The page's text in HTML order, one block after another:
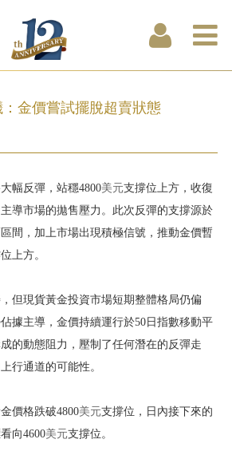
金價嘗試擺脫超賣狀態
幅反彈，站穩4800美元支撐位上方，收復
導市場的拋售壓力。此次反彈的支撐源於
間，加上市場出現積極信號，推動金價暫
上方。
但現貨黃金投資市場短期整體格局仍偏
據主導，金價持續運行於50日指數移動平
的動態阻力，壓制了任何潛在的反彈走
行通道的可能性。
價格跌破4800美元支撐位，日內接下來的
向4600美元支撐位。